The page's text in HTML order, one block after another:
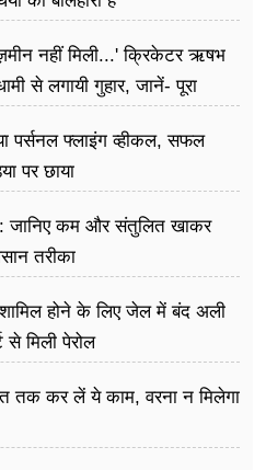
नहीं मिली...' क्रिकेटर ऋषभ
से लगायी गुहार, जानें- पूरा
पर्सनल फ्लाइंग व्हीकल, सफल
पर छाया
कम और संतुलित खाकर
तरीका
होने के लिए जेल में बंद अली
से मिली पेरोल
तक कर लें ये काम, वरना न मिलेगा